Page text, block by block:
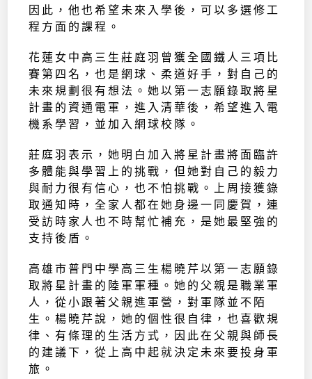
因此，他也希望未來入學後，可以多選修工
程方面的課程。
花蓮女中高三生莊庭羽曾獲全國鐵人三項比
賽第四名，也是網球、柔道好手，對自己的
未來規劃很有想法。她以第一志願錄取將星
計畫的資通電軍，進入清華後，希望進入電
機系學習，並加入網球校隊。
莊庭羽表示，她明白加入將星計畫將面臨許
多體能與學習上的挑戰，但她對自己的毅力
與耐力很有信心，也不怕挑戰。上周接獲錄
取通知時，全家人都在她身邊一同慶賀，連
受訪時家人也不時幫忙補充，是她最堅強的
支持後盾。
高雄市普門中學高三生楊曉芹以第一志願錄
取將星計畫的陸軍軍種。她的父親是職業軍
人，從小跟著父親進軍營，對軍隊並不陌
生。楊曉芹說，她的個性很自律，也喜歡規
律、有條理的生活方式，因此在父親與師長
的建議下，從上高中起就決定未來要投身軍
旅。